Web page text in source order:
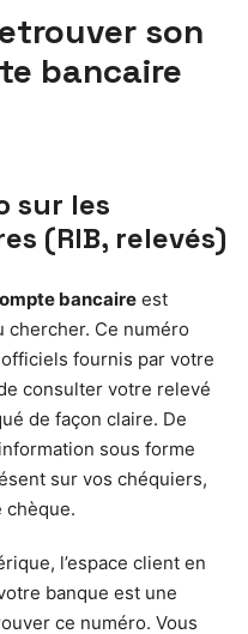
son
bancaire
sur les
(RIB, relevés)
bancaire est
chercher. Ce numéro
fournis par votre
consulter votre relevé
de façon claire. De
sous forme
sur vos chéquiers,
chèque.
l’espace client en
banque est une
ce numéro. Vous